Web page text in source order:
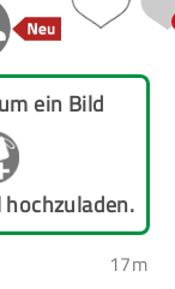
ein Bild
17m